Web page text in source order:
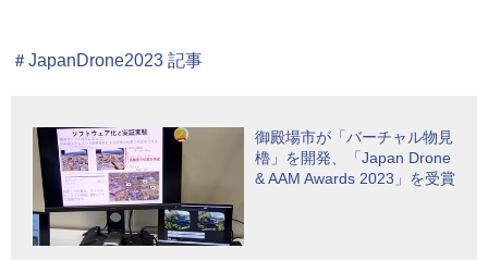
＃JapanDrone2023 記事
御殿場市が「バーチャル物見
櫓」を開発、「Japan Drone
& AAM Awards 2023」を受賞